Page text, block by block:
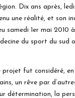
Dix ans après,
une réalité, et son
samedi 1er mai 2010 à
du sport du sud
fut considéré, en
un rêve par
détermination, la